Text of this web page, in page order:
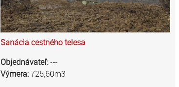
Sanácia cestného telesa
Objednávateľ:---
Výmera:725,60m3